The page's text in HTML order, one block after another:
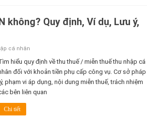
không? Quy định, Ví dụ, Lưu ý,
cá nhân
hiểu quy định về thu thuế / miễn thuế thu nhập cá
đối với khoản tiền phụ cấp công vụ. Cơ sở pháp
lý, phạm vi áp dụng, nội dung miễn thuế, trách nhiệm
bên liên quan
Chi tiết